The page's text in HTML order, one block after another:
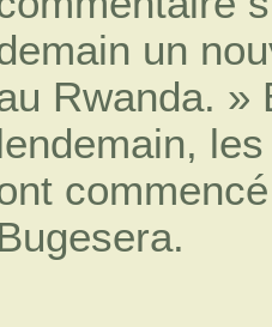
un
Rwanda. »
Bugesera.